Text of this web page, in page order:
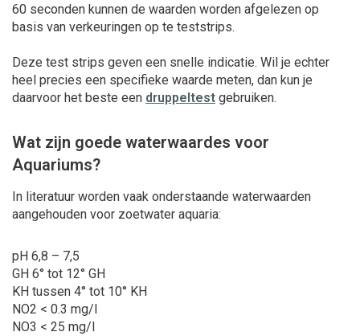
60 seconden kunnen de waarden worden afgelezen op
basis van verkeuringen op te teststrips.
Deze test strips geven een snelle indicatie. Wil je echter
heel precies een specifieke waarde meten, dan kun je
daarvoor het beste een druppeltest gebruiken.
Wat zijn goede waterwaardes voor
Aquariums?
In literatuur worden vaak onderstaande waterwaarden
aangehouden voor zoetwater aquaria:
pH 6,8 – 7,5
GH 6° tot 12° GH
KH tussen 4° tot 10° KH
NO2 < 0.3 mg/l
NO3 < 25 mg/l